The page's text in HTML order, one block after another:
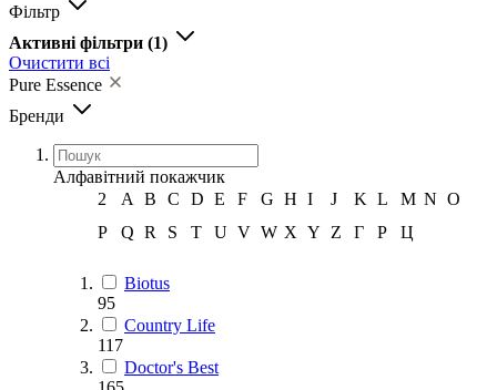
Фільтр
Активні фільтри (1)
Очистити всі
Pure Essence
Бренди
Алфавітний покажчик
2
A B C D E F G H I J K L M N O
P
Q R S T U V W X Y Z Г Р Ц
Biotus
95
Country Life
117
Doctor's Best